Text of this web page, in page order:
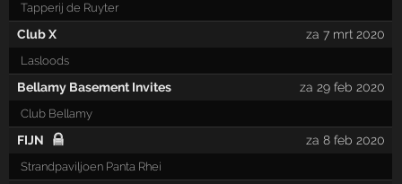
Tapperij de Ruyter
Club X za 7 mrt 2020
Lasloods
Bellamy Basement Invites za 29 feb 2020
Club Bellamy
FIJN za 8 feb 2020
Strandpaviljoen Panta Rhei